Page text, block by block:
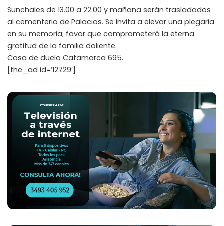
Sunchales de 13.00 a 22.00 y mañana serán trasladados
al cementerio de Palacios. Se invita a elevar una plegaria
en su memoria; favor que comprometerá la eterna
gratitud de la familia doliente.
Casa de duelo Catamarca 695.
[the_ad id=’12729′]